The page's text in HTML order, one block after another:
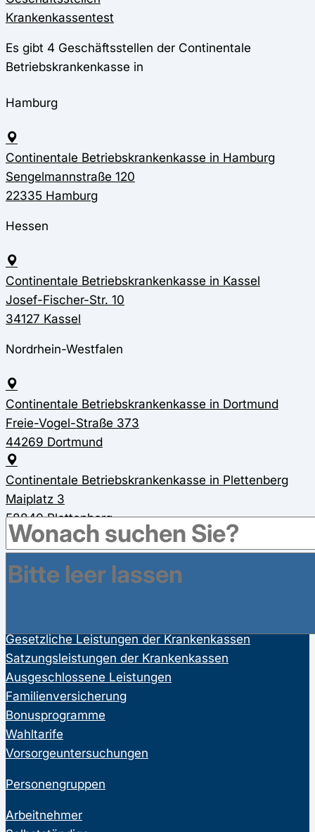
Krankenkassentest
Es gibt 4 Geschäftsstellen der Continentale
Betriebskrankenkasse in
Hamburg
Continentale Betriebskrankenkasse in Hamburg
Sengelmannstraße 120
22335 Hamburg
Hessen
Continentale Betriebskrankenkasse in Kassel
Josef-Fischer-Str. 10
34127 Kassel
Nordrhein-Westfalen
Continentale Betriebskrankenkasse in Dortmund
Freie-Vogel-Straße 373
44269 Dortmund
Continentale Betriebskrankenkasse in Plettenberg
Maiplatz 3
58840 Plettenberg
Gesetzliche Leistungen der Krankenkassen
Satzungsleistungen der Krankenkassen
Ausgeschlossene Leistungen
Familienversicherung
Bonusprogramme
Wahltarife
Vorsorgeuntersuchungen
Personengruppen
Arbeitnehmer